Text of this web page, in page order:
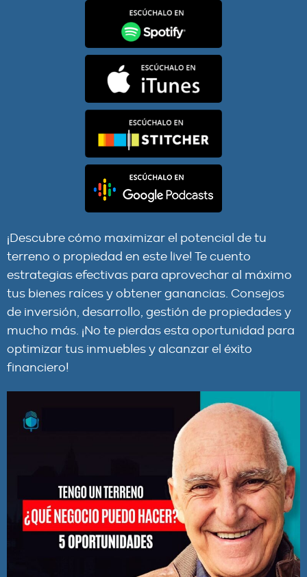
Cómo Convertir un Terreno En Una Mina De Oro
¡Descubre cómo maximizar el potencial de tu
terreno o propiedad en este live! Te cuento
estrategias efectivas para aprovechar al máximo
tus bienes raíces y obtener ganancias. Consejos
de inversión, desarrollo, gestión de propiedades y
mucho más. ¡No te pierdas esta oportunidad para
optimizar tus inmuebles y alcanzar el éxito
financiero!